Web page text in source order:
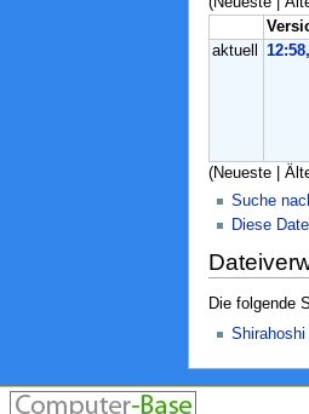
aktuell
(Neueste |
Suche
Diese
Die folgende
Shirahoshi